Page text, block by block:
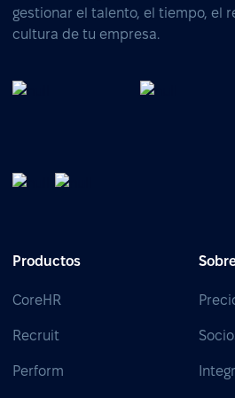
gestionar el talento, el tiempo, el
cultura de tu empresa.
Productos
CoreHR
Recruit
Perform